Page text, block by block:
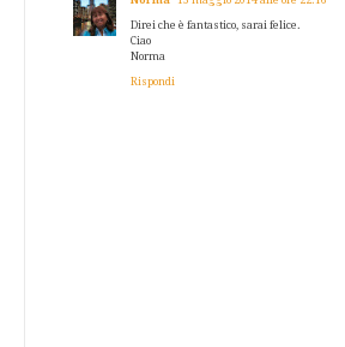
Direi che è fantastico, sarai felice.
Ciao
Norma
Rispondi